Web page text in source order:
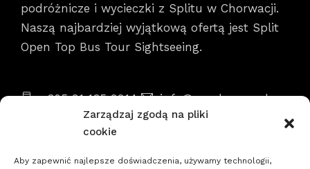
Zarządzaj zgodą na pliki
cookie
Aby zapewnić najlepsze doświadczenia, używamy technologii,
podróżnicze i wycieczki z Splitu w Chorwacji.
Naszą najbardziej wyjątkową ofertą jest Split
Open Top Bus Tour Sightseeing.
+385 91 135 9914
info@apodos.com.hr
Brama Sv. Duje 1, 21000 Split
Niedz. 8.00 - 22.00